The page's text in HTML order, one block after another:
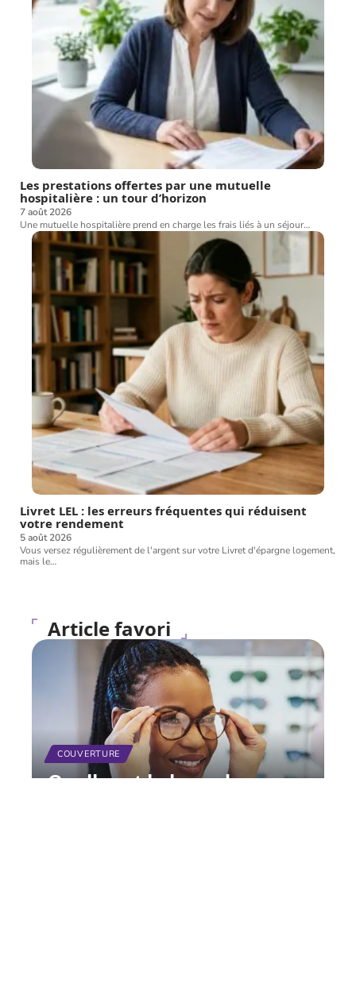
Les prestations offertes par une mutuelle
hospitalière : un tour d’horizon
7 août 2026
Une mutuelle hospitalière prend en charge les frais liés à un séjour…
Livret LEL : les erreurs fréquentes qui réduisent
votre rendement
5 août 2026
Vous versez régulièrement de l'argent sur votre Livret d'épargne logement,
mais le…
Article favori
COUVERTURE
Quelle est la base de